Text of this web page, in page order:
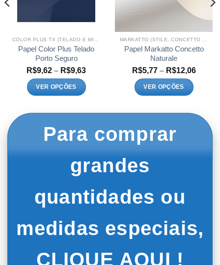
Papel Color Plus Telado
Porto Seguro
R$9,62 – R$9,63Faixa
preço:
R$9,62
VER OPÇÕES
várias
variantes.
opções
podem
escolhidas
na
do
produto
Papel Markatto Concetto
Naturale
R$5,77 – R$12,06Faixa
VER OPÇÕES
várias
variantes.
escolhidas
na
do
produto
Para comprar
grandes
quantidades ou
medidas especiais,
CLIQUE AQUI !